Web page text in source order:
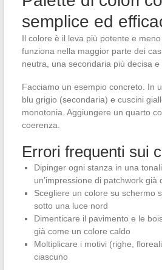
semplice ed
Il colore è il leva più potente e
funziona nella maggior parte dei
neutra, una secondaria più decisa
Facciamo un esempio concreto. In
blu grigio (secondaria) e cuscini
monotonia. Aggiungere un quarto
coerenza.
Errori frequenti sui
Dipinger ogni stanza in una
un’impressione di patchwork già
Scegliere un colore su schermo
sotto una luce nord
Dimenticare il pavimento e le
già come un colore caldo
Moltiplicare i motivi (righe,
ciascuno